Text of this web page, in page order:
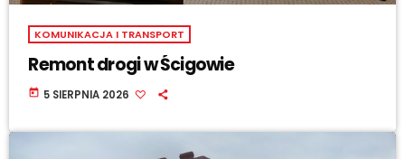
KOMUNIKACJA I TRANSPORT
Remont drogi w Ścigowie
today 5 SIERPNIA 2026